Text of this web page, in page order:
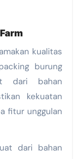
kualitas
burung
dari bahan
kekuatan
fitur unggulan
dari bahan